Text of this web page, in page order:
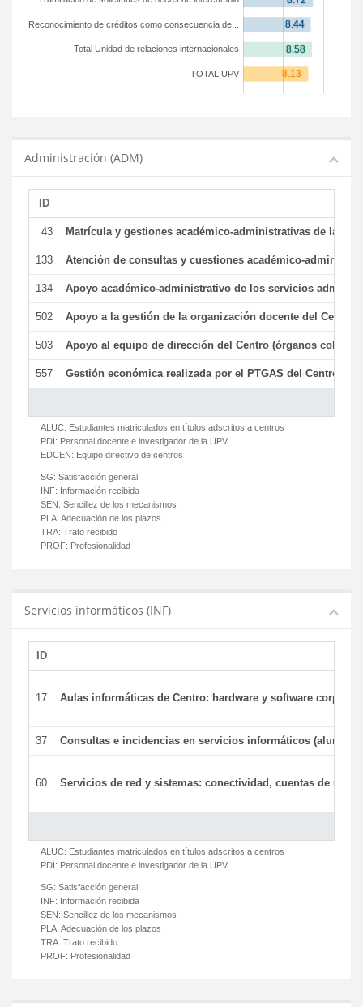
TOTAL UPV
Total Unidad de relaciones internacionales
Reconocimiento de créditos como consecuencia de...
Administración (ADM)
ID
43 Matrícula y gestiones académico-administrativas de la
133 Atención de consultas y cuestiones académico-
134 Apoyo académico-administrativo de los servicios
502 Apoyo a la gestión de la organización docente del Centro
503 Apoyo al equipo de dirección del Centro (órganos
557 Gestión económica realizada por el PTGAS del Centro
ALUC: Estudiantes matriculados en títulos adscritos a centros
PDI: Personal docente e investigador de la UPV
EDCEN: Equipo directivo de centros
SG: Satisfacción general
INF: Información recibida
SEN: Sencillez de los mecanismos
PLA: Adecuación de los plazos
TRA: Trato recibido
PROF: Profesionalidad
Servicios informáticos (INF)
ID
17 Aulas informáticas de Centro: hardware y software
37 Consultas e incidencias en servicios informáticos (alumnos)
60 Servicios de red y sistemas: conectividad, cuentas de
ALUC: Estudiantes matriculados en títulos adscritos a centros
PDI: Personal docente e investigador de la UPV
SG: Satisfacción general
INF: Información recibida
SEN: Sencillez de los mecanismos
PLA: Adecuación de los plazos
TRA: Trato recibido
PROF: Profesionalidad